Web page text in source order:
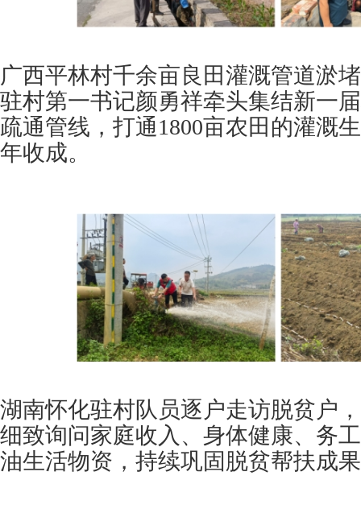
广西平林村千余亩良田灌溉管道淤
驻村第一书记颜勇祥牵头集结新一
疏通管线，打通1800亩农田的灌溉
年收成。
湖南怀化驻村队员逐户走访脱贫户
细致询问家庭收入、身体健康、务
油生活物资，持续巩固脱贫帮扶成